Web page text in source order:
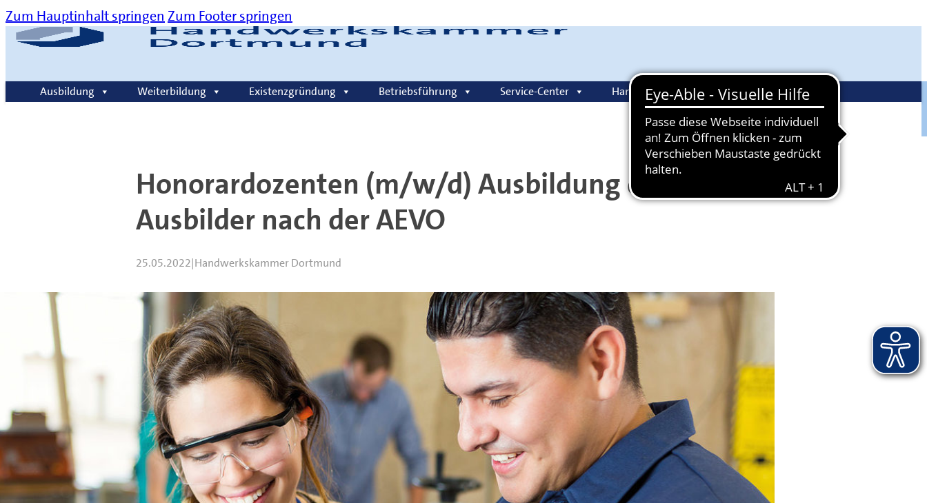
Zum Hauptinhalt springen Zum Footer springen
Über uns Kommunikation Karriere Kontakt Login
Ausbildung Weiterbildung Existenzgründung Betriebsführung Service-Center Handwerkspolitik Ehrenamt
Honorardozenten (m/w/d) Ausbildung der
Ausbilder nach der AEVO
25.05.2022|Handwerkskammer Dortmund